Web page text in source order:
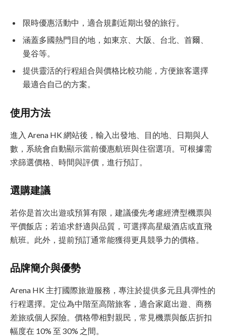
限時優惠活動中，適合規劃近期出發的旅行。
涵蓋多國熱門目的地，如東京、大阪、台北、首爾、
曼谷等。
提供靈活的行程組合與價格比較功能，方便旅客選擇
最適合自己的方案。
使用方法
進入 Arena HK 網站後，輸入出發地、目的地、日期與人
數，系統會自動顯示當前優惠航班與住宿選項。可根據需
求篩選價格、時間與評價，進行預訂。
選購建議
若你是首次出遊或預算有限，建議優先考慮經濟型機票與
平價飯店；若追求舒適與品質，可選擇高星級酒店或直飛
航班。此外，提前預訂通常能獲得更具競爭力的價格。
品牌簡介與優勢
Arena HK 主打國際旅遊服務，專注於提供多元且具彈性的
行程選擇。定位為中階至高階旅客，適合家庭出遊、商務
差旅或個人探險。價格帶相對親民，常見機票與飯店折扣
幅度在 10% 至 30% 之間。